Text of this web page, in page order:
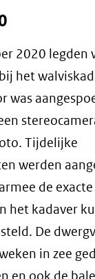
2020 legden
het
was
Tijdelijke
werden
de
het kadaver
De
in zee
en ook de